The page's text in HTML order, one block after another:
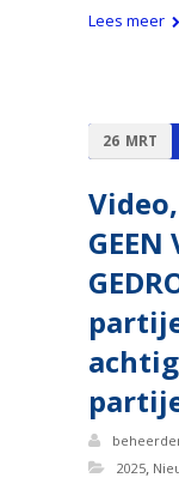
Lees meer
26 MRT
GEEN
2025,